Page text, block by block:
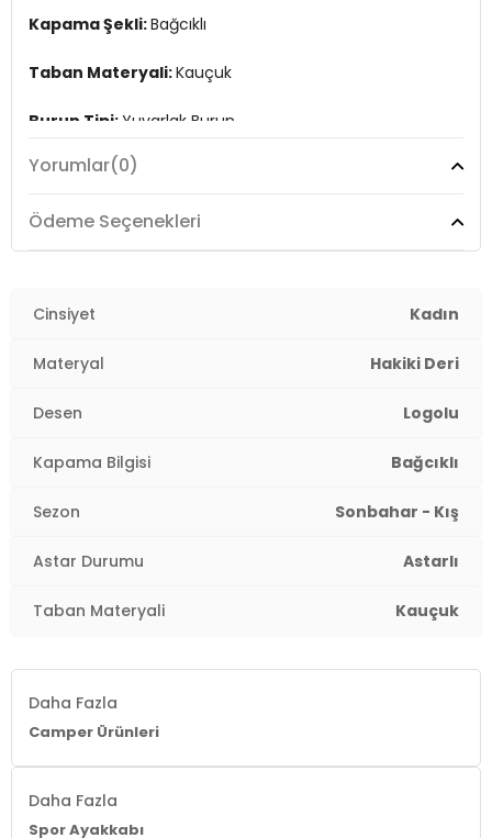
Kapama Şekli:Bağcıklı
Taban Materyali:Kauçuk
Burun Tipi:Yuvarlak Burun
Topuk Boyu:
Topuk Tipi:Düz
Yaş Grubu:
Menşei:Vietnam
Yorumlar(0)
Ödeme Seçenekleri
Cinsiyet Kadın
Materyal Hakiki Deri
Desen Logolu
Kapama Bilgisi Bağcıklı
Sezon Sonbahar - Kış
Astar Durumu Astarlı
Taban Materyali Kauçuk
Daha Fazla
Camper Ürünleri
Daha Fazla
Spor Ayakkabı